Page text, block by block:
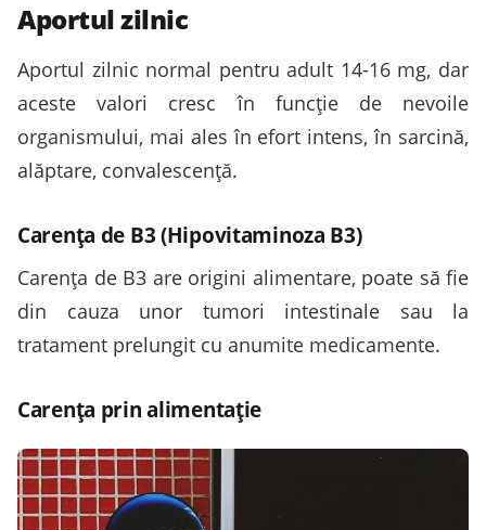
Aportul zilnic
Aportul zilnic normal pentru adult 14-16 mg, dar
aceste valori cresc în funcție de nevoile
organismului, mai ales în efort intens, în sarcină,
alăptare, convalescență.
Carența de B3 (Hipovitaminoza B3)
Carența de B3 are origini alimentare, poate să fie
din cauza unor tumori intestinale sau la
tratament prelungit cu anumite medicamente.
Carența prin alimentație